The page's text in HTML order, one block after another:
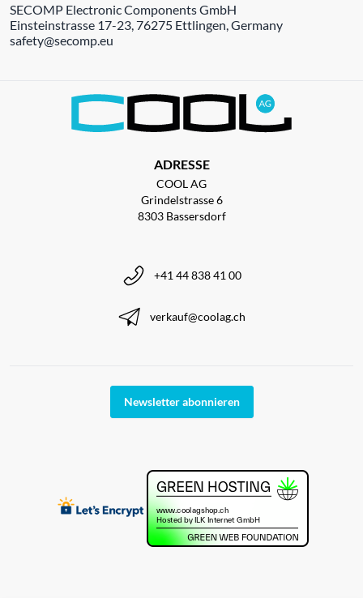
SECOMP Electronic Components GmbH
Einsteinstrasse 17-23, 76275 Ettlingen, Germany
safety@secomp.eu
ADRESSE
COOL AG
Grindelstrasse 6
8303 Bassersdorf
+41 44 838 41 00
verkauf@coolag.ch
Newsletter abonnieren